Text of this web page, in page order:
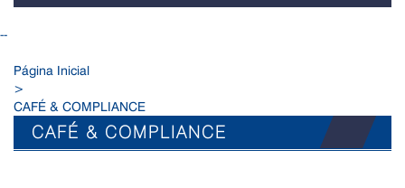
--
Página Inicial
>
CAFÉ & COMPLIANCE
CAFÉ & COMPLIANCE